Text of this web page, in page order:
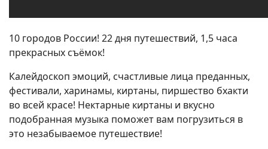
10 городов России! 22 дня путешествий, 1,5 часа
прекрасных съёмок!
Калейдоскоп эмоций, счастливые лица преданных,
фестивали, харинамы, киртаны, пиршество бхакти
во всей красе! Нектарные киртаны и вкусно
подобранная музыка поможет вам погрузиться в
это незабываемое путешествие!